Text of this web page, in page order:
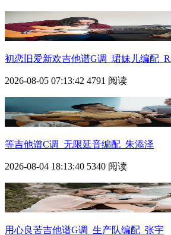
初恋旧爱新欢吉他谱G调_珺妹儿编配
2026-08-05 07:13:42 4791 阅读
等吉他谱C调_无限延音编配_朱添泽
2026-08-04 18:13:40 5340 阅读
用心良苦吉他谱G调_生产队编配_张宇